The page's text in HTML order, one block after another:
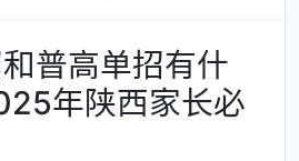
普高单招有什
年陕西家长必